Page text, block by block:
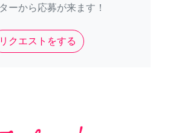
ーから応募が来ます！
リクエストをする